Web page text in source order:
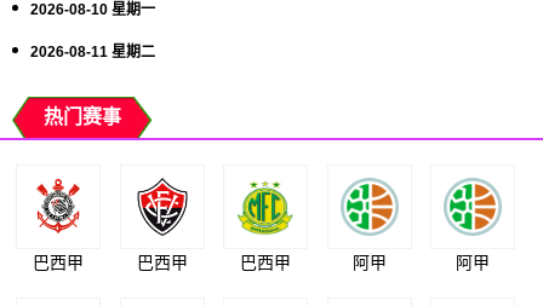
2026-08-10 星期一
2026-08-11 星期二
热门赛事
巴西甲 巴西甲 巴西甲 阿甲 阿甲